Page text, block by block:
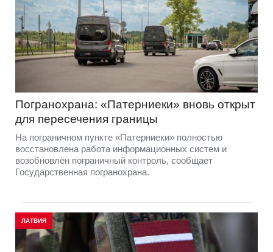
Погранохрана: «Патерниеки» вновь открыт
для пересечения границы
На пограничном пункте «Патерниеки» полностью
восстановлена работа информационных систем и
возобновлён пограничный контроль, сообщает
Государственная погранохрана.
ЛАТВИЯ